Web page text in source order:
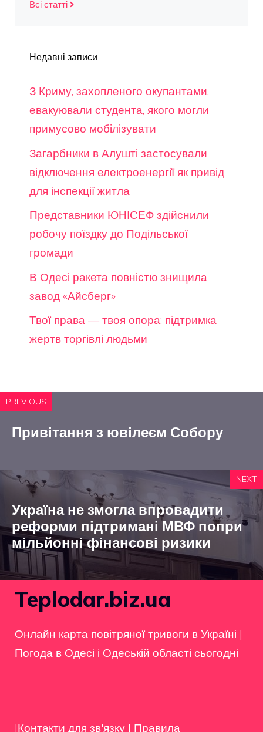
Всі статті
Недавні записи
З Криму, захопленого окупантами,
евакуювали студента, якого могли
примусово мобілізувати
Загарбники в Алушті застосували
відключення електроенергії як привід
для інспекції житла
Представники ЮНІСЕФ здійснили
робочу поїздку до Подільської
громади
В Одесі ракета повністю знищила
завод «Айсберг»
Твої права — твоя опора: підтримка
жертв торгівлі людьми
PREVIOUS
Привітання з ювілеєм Собору
NEXT
Україна не змогла впровадити
реформи підтримані МВФ попри
мільйонні фінансові ризики
Teplodar.biz.ua
Онлайн карта повітряної тривоги в Україні |
Погода в Одесі і Одеській області сьогодні
|Контакти для зв'язку | Правила